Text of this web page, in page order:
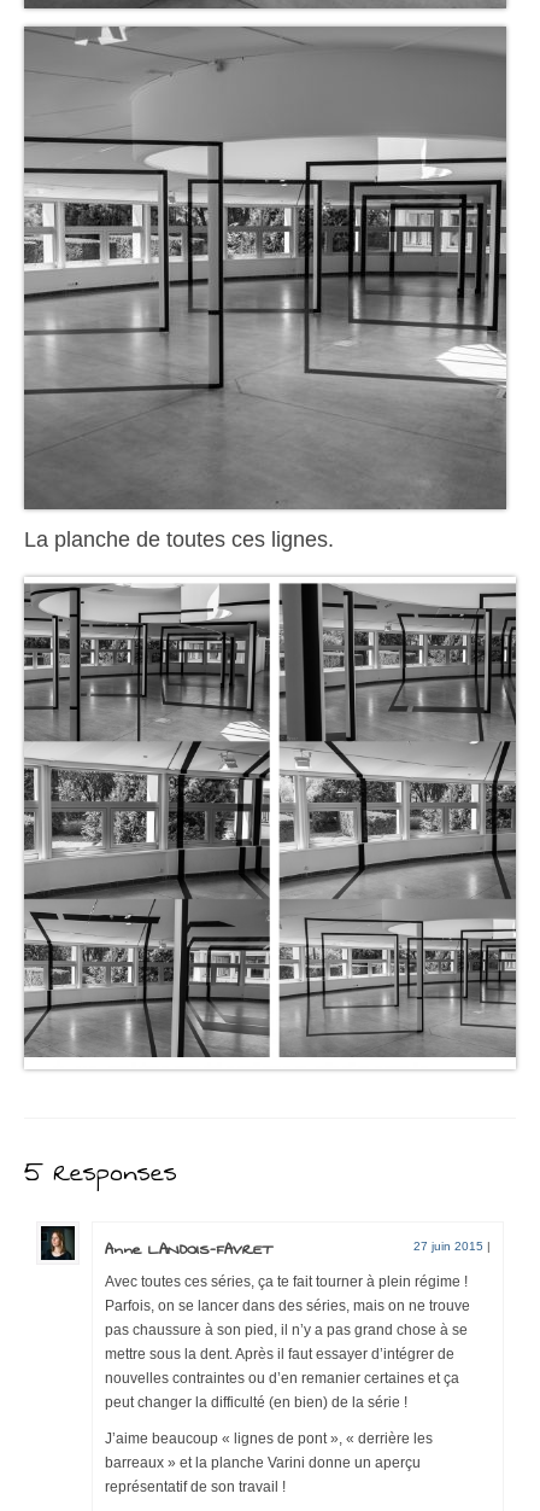
La planche de toutes ces lignes.
5 Responses
Anne LANDOIS-FAVRET 27 juin 2015 |
Avec toutes ces séries, ça te fait tourner à plein régime !
Parfois, on se lancer dans des séries, mais on ne trouve
pas chaussure à son pied, il n’y a pas grand chose à se
mettre sous la dent. Après il faut essayer d’intégrer de
nouvelles contraintes ou d’en remanier certaines et ça
peut changer la difficulté (en bien) de la série !
J’aime beaucoup « lignes de pont », « derrière les
barreaux » et la planche Varini donne un aperçu
représentatif de son travail !